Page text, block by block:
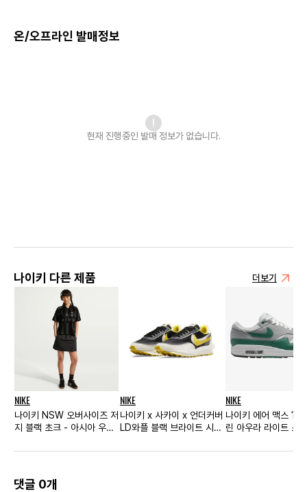
온/오프라인 발매정보
현재 진행중인 발매 정보가 없습니다.
나이키 다른 제품 더보기
NIKE
나이키 NSW 오버사이즈 저
지 블랙 초크 - 아시아 우먼
NIKE
나이키 x 사카이 x 언더커버
LD와플 블랙 브라이트 시트
NIKE
나이키 에어 맥스 1
린 아우라 라이트 스
댓글 0개